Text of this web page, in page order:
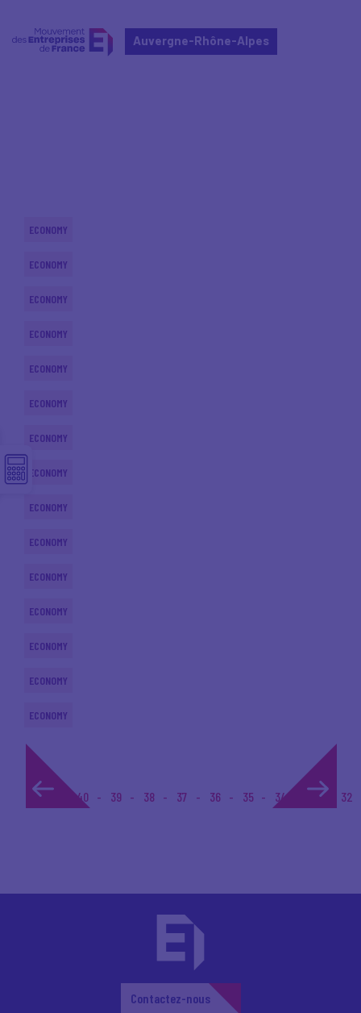
Auvergne-Rhône-Alpes
ECONOMY
ECONOMY
ECONOMY
ECONOMY
ECONOMY
ECONOMY
ECONOMY
ECONOMY
ECONOMY
ECONOMY
ECONOMY
ECONOMY
ECONOMY
ECONOMY
ECONOMY
1... 40 39 38 37 36 35 34 33 32
Contactez-nous